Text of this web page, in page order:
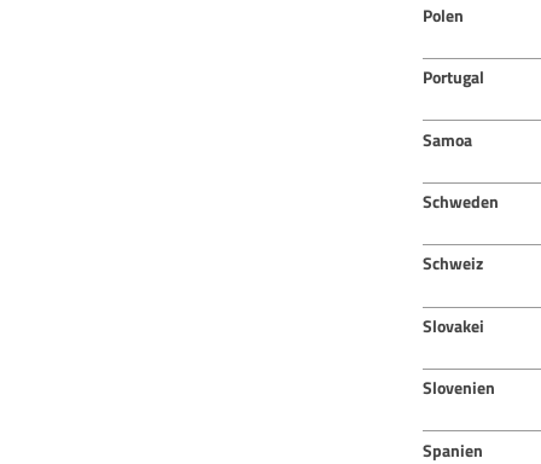
Polen
Portugal
Samoa
Schweden
Schweiz
Slovakei
Slovenien
Spanien